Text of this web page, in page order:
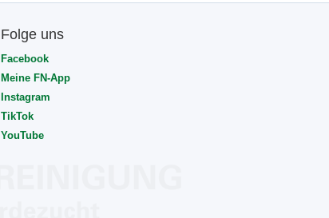
Folge uns
Facebook
Meine FN-App
Instagram
TikTok
YouTube